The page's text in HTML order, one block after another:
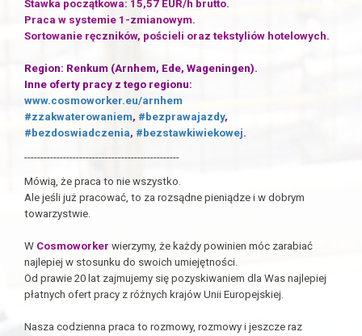
Stawka początkowa: 15,57 EUR/h brutto.
Praca w systemie 1-zmianowym.
Sortowanie ręczników, pościeli oraz tekstyliów hotelowych.
Region: Renkum (Arnhem, Ede, Wageningen).
Inne oferty pracy z tego regionu:
www.cosmoworker.eu/arnhem
#zzakwaterowaniem, #bezprawajazdy,
#bezdoswiadczenia, #bezstawkiwiekowej.
------------------------------------------------
Mówią, że praca to nie wszystko.
Ale jeśli już pracować, to za rozsądne pieniądze i w dobrym
towarzystwie.
W Cosmoworker wierzymy, że każdy powinien móc zarabiać
najlepiej w stosunku do swoich umiejętności.
Od prawie 20 lat zajmujemy się pozyskiwaniem dla Was najlepiej
płatnych ofert pracy z różnych krajów Unii Europejskiej.
Nasza codzienna praca to rozmowy, rozmowy i jeszcze raz